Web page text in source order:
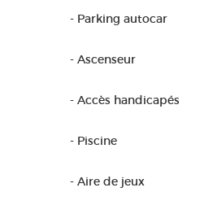
- Parking autocar
- Ascenseur
- Accès handicapés
- Piscine
- Aire de jeux